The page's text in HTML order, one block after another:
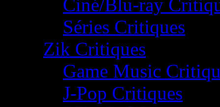
Ciné/Blu-ray
Séries Critiques
Zik Critiques
Game Music
J-Pop Critiques